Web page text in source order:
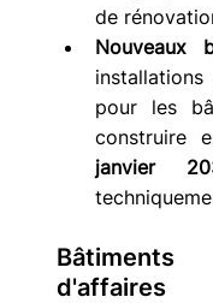
de
Nouveaux
pour les
construire
janvier
d'affaires